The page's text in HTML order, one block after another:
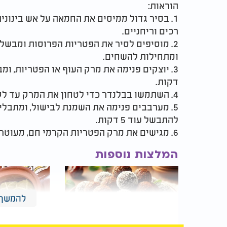
הוראות:
1. בסיר גדול ממיסים את החמאה על אש
רכים וריחניים.
2. מוסיפים לסיר את הפטריות הפרוסות
ומתחילות להשחים.
דקות.
4. השתמשו בבלנדר כדי לטחון את המרק עד לקבלת מרקם חלק.
5. מערבבים פנימה את השמנת לבישול,
להתבשל עוד 5 דקות.
6. מגישים את מרק הפטריות הקרמי חם, מעוטר בפטרוזיליה טרייה.
המלצות נוספות